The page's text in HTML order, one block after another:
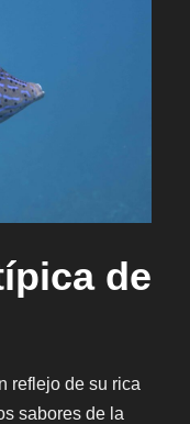
de
reflejo de su rica
sabores de la